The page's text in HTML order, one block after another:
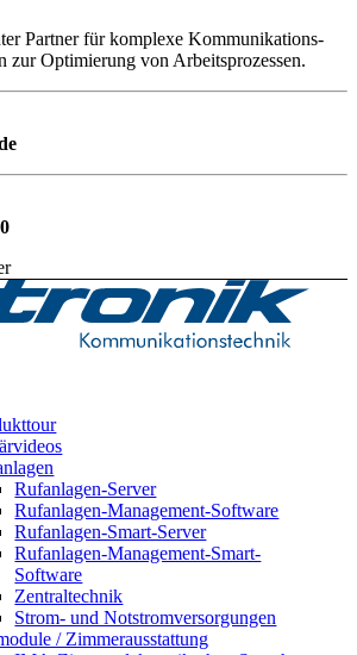
Partner für komplexe Kommunikations-
zur Optimierung von Arbeitsprozessen.
Rufanlagen-Server
Rufanlagen-Management-Software
Rufanlagen-Smart-Server
Rufanlagen-Management-Smart-
Software
Zentraltechnik
Strom- und Notstromversorgungen
/ Zimmerausstattung